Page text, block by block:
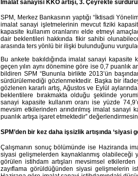
İmalat sanayisi KKO artışı, 3. Çeyrekte
SPM, Merkez Bankasının yaptığı “İktisadi
imalat sanayi işletmelerinin mevcut fiziki
kapasite kullanım oranlarını elde etmeyi
dair beklentileri hakkında fikir sahibi
arasında ters yönlü bir ilişki bulunduğunu
Bu ankete bakıldığında imalat sanayi kapasite
geçen yılın aynı dönemine göre ise 0,7
bildiren SPM “Bununla birlikte 2013’ün
sürdürülemediği gözlenmektedir. Başka bir
gözlenen kararlı artış, Ağustos ve Eylül
beklentilere bırakmakta olduğu şeklinde
sanayi kapasite kullanım oranı ise yüzde
mevsim etkilerinden arındırılmış imalat sanayi
puanlık artışa işaret etmektedir”
SPM’den bir kez daha işsizlik artışında ‘siyasi
Çalışmanın sonuç bölümünde ise Haziranda
siyasi gelişmelerden kaynaklanmış olabileceği
görülen istihdam artışları mevsimsel
zayıflama görüldüğünden siyasi gelişmelerin